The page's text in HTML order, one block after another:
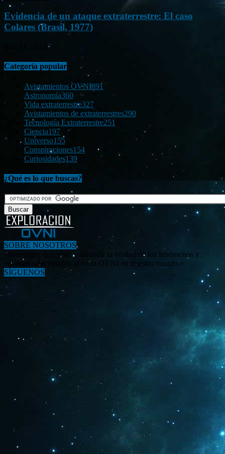
Evidencia de un ataque extraterrestre: El caso
Colares (Brasil, 1977)
Categoría popular
Avistamientos OVNI891
Astronomía360
Vida extraterrestre327
Avistamientos de extraterrestres290
Tecnología Extraterrestre251
Ciencia197
Universo155
Conspiraciones154
Curiosidades139
¿Qué es lo que buscas?
SOBRE NOSOTROS
«Investigar, descubrir y difundir la verdad de los fenómenos y
enigmas relacionados al tema OVNI en nuestro mundo.»
SÍGUENOS